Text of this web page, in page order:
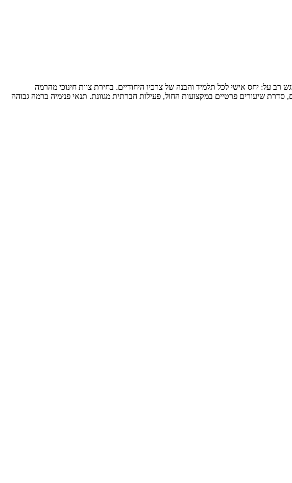
על: יחס אישי לכל תלמיד והבנה של צרכיו היחודיים. בחירת צוות חינוכי מהרמה
שיעורים פרטיים במקצועות החול, פעילות חברתית מגוונת. תנאי פנימיה ברמה גבוהה